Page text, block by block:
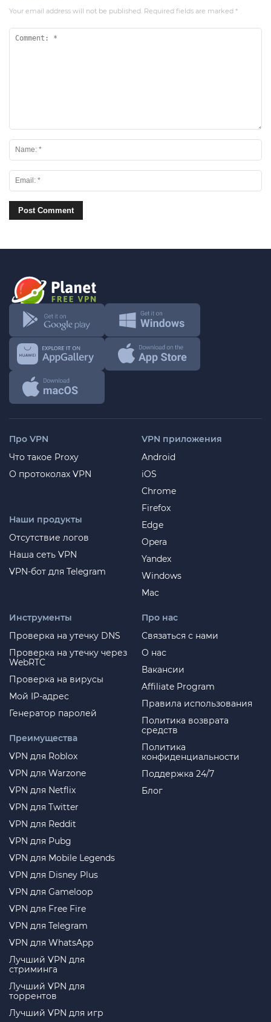
Your email address will not be published. Required fields are marked *
Про VPN
Что такое Proxy
О протоколах VPN
Наши продукты
Отсутствие логов
Наша сеть VPN
VPN-бот для Telegram
VPN приложения
Android
iOS
Chrome
Firefox
Edge
Opera
Yandex
Windows
Mac
Про нас
Связаться с нами
О нас
Вакансии
Affiliate Program
Правила использования
Политика возврата
средств
Политика
конфиденциальности
Поддержка 24/7
Блог
Инструменты
Проверка на утечку DNS
Проверка на утечку через
WebRTC
Проверка на вирусы
Мой IP-адрес
Генератор паролей
Преимущества
VPN для Roblox
VPN для Warzone
VPN для Netflix
VPN для Twitter
VPN для Reddit
VPN для Pubg
VPN для Mobile Legends
VPN для Disney Plus
VPN для Gameloop
VPN для Free Fire
VPN для Telegram
VPN для WhatsApp
Лучший VPN для
стриминга
Лучший VPN для
торрентов
Лучший VPN для игр